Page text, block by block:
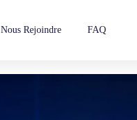
Nous Rejoindre FAQ